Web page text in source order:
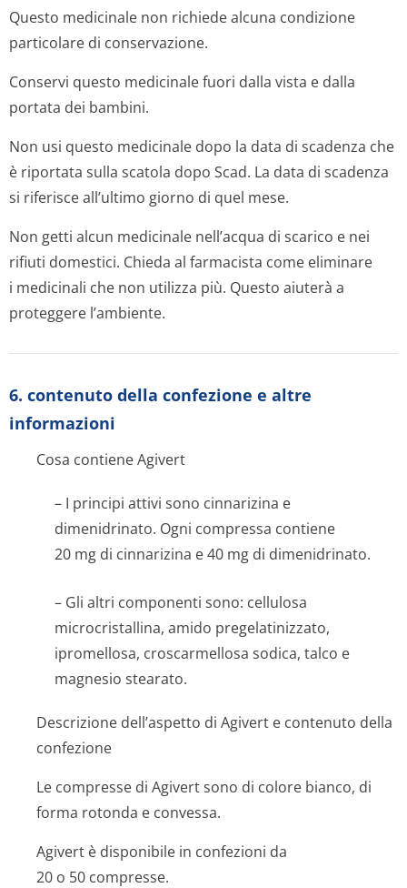
Questo medicinale non richiede alcuna condizione
particolare di conservazione.
Conservi questo medicinale fuori dalla vista e dalla
portata dei bambini.
Non usi questo medicinale dopo la data di scadenza che
è riportata sulla scatola dopo Scad. La data di scadenza
si riferisce all’ultimo giorno di quel mese.
Non getti alcun medicinale nell’acqua di scarico e nei
rifiuti domestici. Chieda al farmacista come eliminare
i medicinali che non utilizza più. Questo aiuterà a
proteggere l’ambiente.
6. contenuto della confezione e altre
informazioni
Cosa contiene Agivert
– I principi attivi sono cinnarizina e
dimenidrinato. Ogni compressa contiene
20 mg di cinnarizina e 40 mg di dimenidrinato.
– Gli altri componenti sono: cellulosa
microcristallina, amido pregelatinizzato,
ipromellosa, croscarmellosa sodica, talco e
magnesio stearato.
Descrizione dell’aspetto di Agivert e contenuto della
confezione
Le compresse di Agivert sono di colore bianco, di
forma rotonda e convessa.
Agivert è disponibile in confezioni da
20 o 50 compresse.